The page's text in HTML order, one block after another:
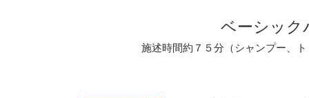
ベーシッ
施述時間約７５分（シャンプー、